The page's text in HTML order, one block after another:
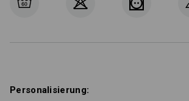
Personalisierung: